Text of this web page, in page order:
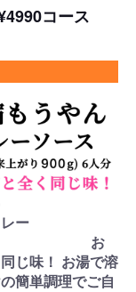
コース
レー
】 お
じ味！ お湯で溶
簡単調理でご自